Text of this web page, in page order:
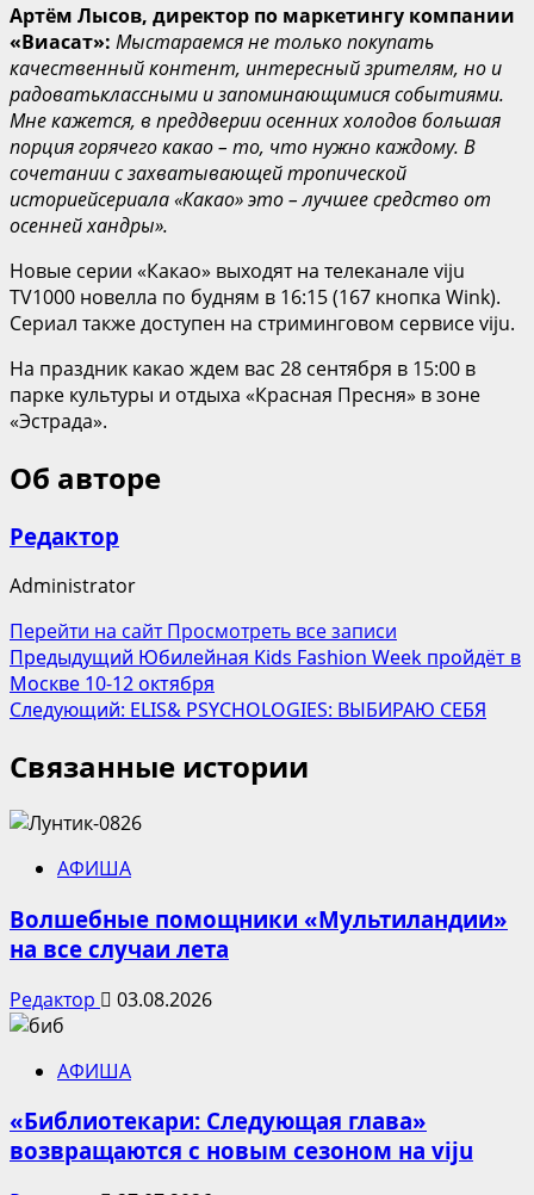
Артём Лысов, директор по маркетингу компании
«Виасат»: Мыстараемся не только покупать
качественный контент, интересныйзрителям, но и
радоватьклассными изапоминающимисясобытиями.
Мне кажется, в преддверии осенних холодов большая
порция горячего какао – то, что нужно каждому. В
сочетании с захватывающей тропической
историейсериала«Какао»это – лучшее средство от
осенней хандры».
Новые серии «Какао» выходят на телеканале viju
TV1000 новелла по будням в 16:15 (167 кнопка Wink).
Сериал также доступен на стриминговом сервисе viju.
На праздник какао ждем вас 28 сентября в 15:00 в
парке культуры и отдыха «Красная Пресня» в зоне
«Эстрада».
Об авторе
Редактор
Administrator
Перейти на сайтПросмотреть все записи
Навигация
записи
Предыдущий Юбилейная Kids Fashion Week пройдёт в
Москве 10-12 октября
Следующий: ELIS& PSYCHOLOGIES: ВЫБИРАЮ СЕБЯ
Связанные истории
АФИША
Волшебные помощники «Мультиландии»
на все случаи лета
Редактор 03.08.2026
АФИША
«Библиотекари: Следующая глава»
возвращаются с новым сезоном на viju